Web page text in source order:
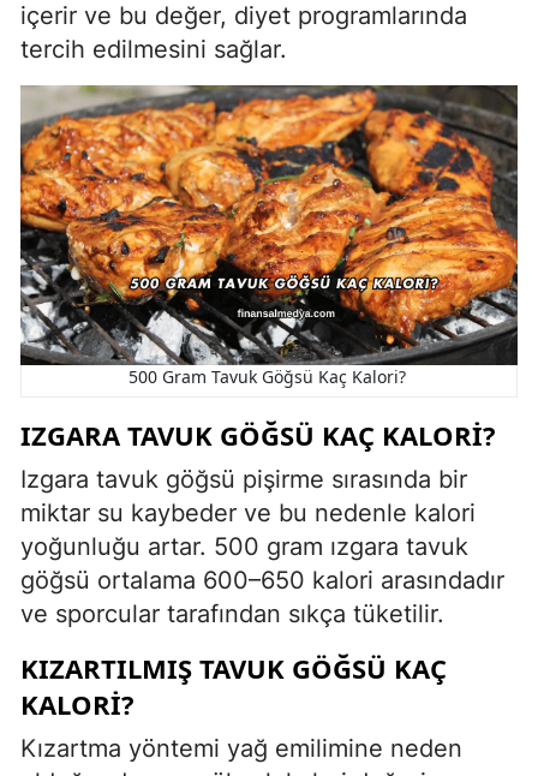
içerir ve bu değer, diyet programlarında
tercih edilmesini sağlar.
500 Gram Tavuk Göğsü Kaç Kalori?
IZGARA TAVUK GÖĞSÜ KAÇ KALORI?
Izgara tavuk göğsü pişirme sırasında bir
miktar su kaybeder ve bu nedenle kalori
yoğunluğu artar. 500 gram ızgara tavuk
göğsü ortalama 600–650 kalori arasındadır
ve sporcular tarafından sıkça tüketilir.
KIZARTILMIŞ TAVUK GÖĞSÜ KAÇ
KALORI?
Kızartma yöntemi yağ emilimine neden